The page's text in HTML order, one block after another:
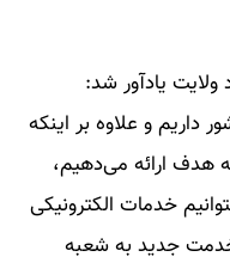
یادآور شد:
داریم و علاوه بر اینکه
هدف ارائه می‌دهیم،
خدمات الکترونیکی
جدید به شعبه